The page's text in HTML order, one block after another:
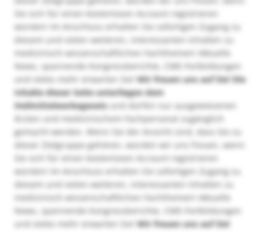
Sie sich für einen kostenlosen Account registrieren
würden! Im Anschluss erhalten Sie sofortigen Zugang zu
diesem und vielen weiteren, interessanten Inhalten zu
medizinisch-wissenschaftlichen Fachthemen! Aktuelle
News, spannende Kongressberichte, CME-Fortbildungen
und vieles mehr erwarten Sie!Wir freuen uns auf Sie! Die
Inhalte dieser Seite unterliegen dem
Heilmittelwerbegesetzund dürfen nur ausgewiesenen
Ärzten und medizinischem Fachpersonal zugänglich
gemacht werden. Wenn Sie der Ansicht sind, dass Sie zu
dieser Zielgruppe gehören, würden wir uns freuen, wenn
Sie sich für einen kostenlosen Account registrieren
würden! Im Anschluss erhalten Sie sofortigen Zugang zu
diesem und vielen weiteren, interessanten Inhalten zu
medizinisch-wissenschaftlichen Fachthemen! Aktuelle
News, spannende Kongressberichte, CME-Fortbildungen
und vieles mehr erwarten Sie!Wir freuen uns auf Sie!